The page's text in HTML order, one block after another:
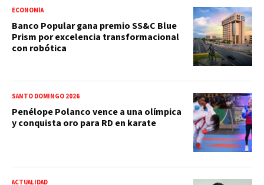
ECONOMÍA
Banco Popular gana premio SS&C Blue
Prism por excelencia transformacional
con robótica
SANTO DOMINGO 2026
Penélope Polanco vence a una olímpica
y conquista oro para RD en karate
ACTUALIDAD